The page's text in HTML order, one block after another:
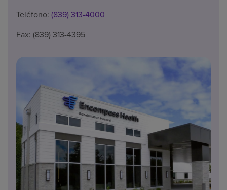
Teléfono: (839) 313-4000
Fax: (839) 313-4395